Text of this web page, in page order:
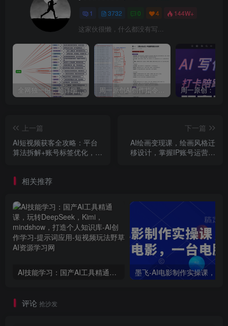
1 3732 0 4 144W+
这家伙很懒，什么都没有写...
全网独一份：超详细的40+个自媒体赛道领域解析手册，让你的内容创作不再局限！ 周一原创AI创作指令词：30+个领域赛道的创作提示词集合
上一篇
AI短视频获客全攻略：平台
算法拆解+账号标签优化，百
下一篇
AI绘画变现课，绘画风格迁
移设计，掌握IP账号运营技
相关推荐
AI技能学习：国产AI工具精通课，玩转DeepSeek，Kimi，mindshow，打造个人知识库
评论 抢沙发